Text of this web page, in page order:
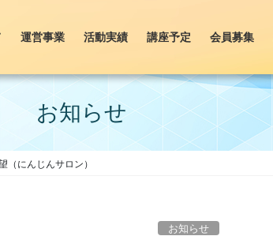
運営事業 活動実績 講座予定 会員募集
お知らせ
（にんじんサロン）
お知らせ